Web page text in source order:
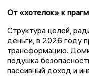
От «хотелок» к
Структура целей,
деньги, в 2026 году
трансформацию.
подушка
пассивный доход и